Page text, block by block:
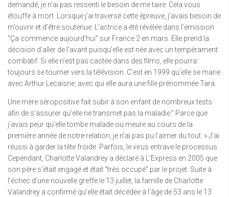
demandé, je n’ai pas ressenti le besoin de me taire. Cela vous
étouffe à mort. Lorsque j’ai traversé cette épreuve, j’avais besoin de
m’ouvrir et d’être soutenue. L’actrice a été révélée dans l’émission
“Ça commence aujourd’hui” sur France 2 en mars. Elle prend la
décision d’aller de l’avant puisqu’elle est née avec un tempérament
combatif. Si elle n’est pas castée dans des films, elle pourra
toujours se tourner vers la télévision. C’est en 1999 qu’elle se marie
avec Arthur Lecaisne, avec qui elle aura une fille prénommée Tara.
Une mère séropositive fait subir à son enfant de nombreux tests
afin de s’assurer qu’elle ne transmet pas la maladie.” Parce que
j’avais peur qu’elle tombe malade ou meure au cours de la
première année de notre relation, je n’ai pas pu l’aimer du tout. » J’ai
réussi à garder la tête froide. Parfois, le virus entrave le processus.
Cependant, Charlotte Valandrey a déclaré à L’Express en 2005 que
son père s’était engagé et était “très occupé” par le projet. Suite à
l’échec d’une nouvelle greffe le 13 juillet, la famille de Charlotte
Valandrey a confirmé qu’elle était décédée à l’âge de 53 ans le 13